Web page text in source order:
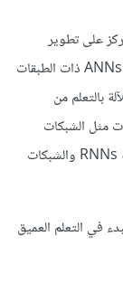
على تطوير
خوارزميات تعتمد على الشبكات العصبية الاصطناعية ANNs ذات الطبقات
بالتعلم من
مثل الشبكات
العصبية التلافيفية CNNs والشبكات العصبية الدلالية RNNs والشبكات
في التعلم العميق